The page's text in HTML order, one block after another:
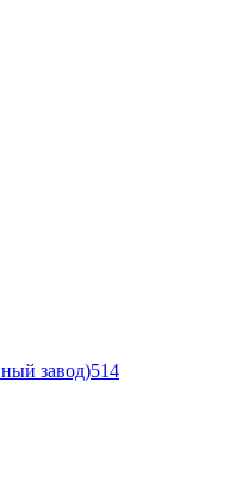
завод)514